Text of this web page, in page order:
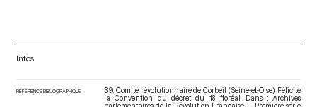
Infos
RÉFÉRENCE BIBLIOGRAPHIQUE
39. Comité révolutionnaire de Corbeil (Seine-et-Oise). Félicite
la Convention du décret du 18 floréal. Dans : Archives